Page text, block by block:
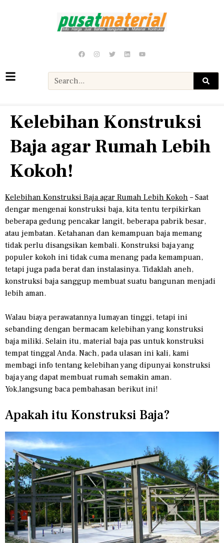
Kelebihan Konstruksi
Baja agar Rumah Lebih
Kokoh!
Kelebihan Konstruksi Baja agar Rumah Lebih Kokoh – Saat
dengar mengenai konstruksi baja, kita tentu terpikirkan
beberapa gedung pencakar langit, beberapa pabrik besar,
atau jembatan. Ketahanan dan kemampuan baja memang
tidak perlu disangsikan kembali. Konstruksi baja yang
populer kokoh ini tidak cuma menang pada kemampuan,
tetapi juga pada berat dan instalasinya. Tidaklah aneh,
konstruksi baja sanggup membuat suatu bangunan menjadi
lebih aman.
Walau biaya perawatannya lumayan tinggi, tetapi ini
sebanding dengan bermacam kelebihan yang konstruksi
baja miliki. Selain itu, material baja pas untuk konstruksi
tempat tinggal Anda. Nach, pada ulasan ini kali, kami
membagi info tentang kelebihan yang dipunyai konstruksi
baja yang dapat membuat rumah semakin aman.
Yok,langsung baca pembahasan berikut ini!
Apakah itu Konstruksi Baja?